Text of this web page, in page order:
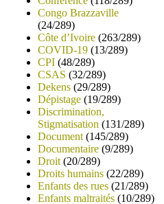
Congo Brazzaville
(24/289)
Côte d’Ivoire (263/289)
COVID-19 (13/289)
CPI (48/289)
CSAS (32/289)
Dekens (29/289)
Dépistage (19/289)
Discrimination,
Stigmatisation (131/289)
Document (145/289)
Documentaire (9/289)
Droit (20/289)
Droits humains (22/289)
Enfants des rues (21/289)
Enfants maltraités (10/289)